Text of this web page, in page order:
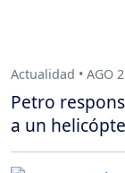
Actualidad • AGO
Petro
a un